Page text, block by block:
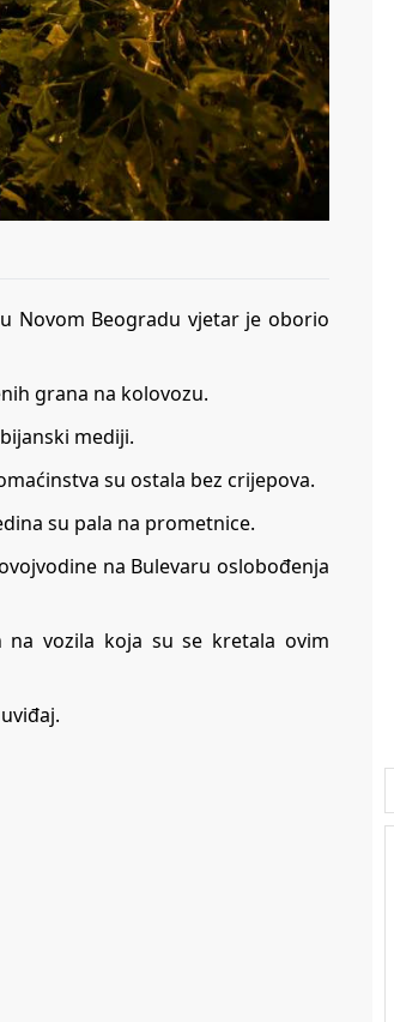
Novom Beogradu vjetar je oborio
grana na kolovozu.
mediji.
su ostala bez crijepova.
su pala na prometnice.
na Bulevaru oslobođenja
vozila koja su se kretala ovim